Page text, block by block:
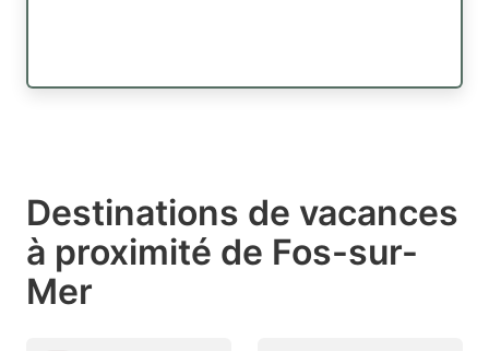
Destinations de vacances
à proximité de Fos-sur-
Mer